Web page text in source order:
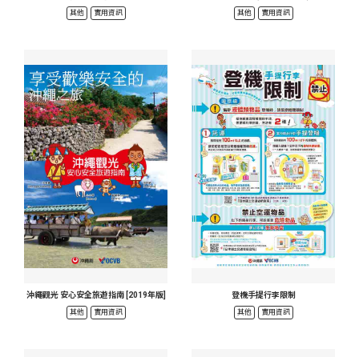
其他 實用資訊 其他 實用資訊
沖繩觀光 安心安全旅遊指南 [2019年版]
其他 實用資訊
登機手提行李限制
其他 實用資訊